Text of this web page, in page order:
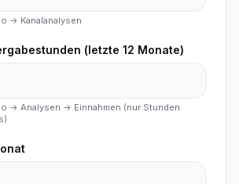
→ Kanalanalysen
(letzte 12 Monate)
→ Analysen → Einnahmen (nur Stunden